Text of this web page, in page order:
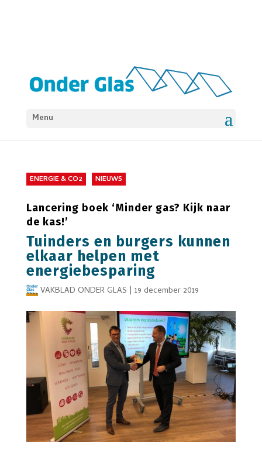
Menu
ENERGIE & CO2 NIEUWS
Lancering boek ‘Minder gas? Kijk naar
de kas!’
Tuinders en burgers kunnen
elkaar helpen met
energiebesparing
VAKBLAD ONDER GLAS | 19 december 2019